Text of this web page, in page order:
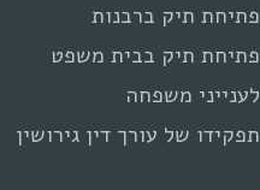
פתיחת תיק ברבנות
פתיחת תיק בבית משפט
לענייני משפחה
תפקידו של עורך דין גירושין